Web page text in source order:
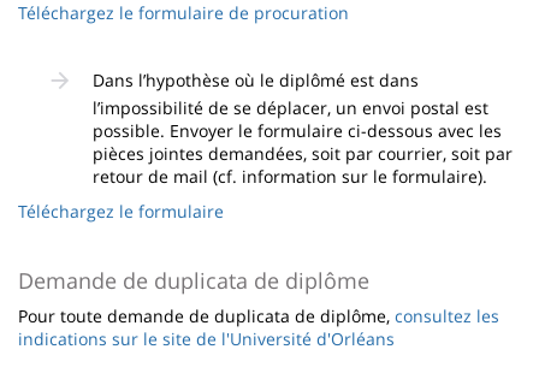
Téléchargez le formulaire de procuration
Dans l’hypothèse où le diplômé est dans
l’impossibilité de se déplacer, un envoi postal est
possible. Envoyer le formulaire ci-dessous avec les
pièces jointes demandées, soit par courrier, soit par
retour de mail (cf. information sur le formulaire).
Téléchargez le formulaire
Demande de duplicata de diplôme
Pour toute demande de duplicata de diplôme, consultez les
indications sur le site de l'Université d'Orléans